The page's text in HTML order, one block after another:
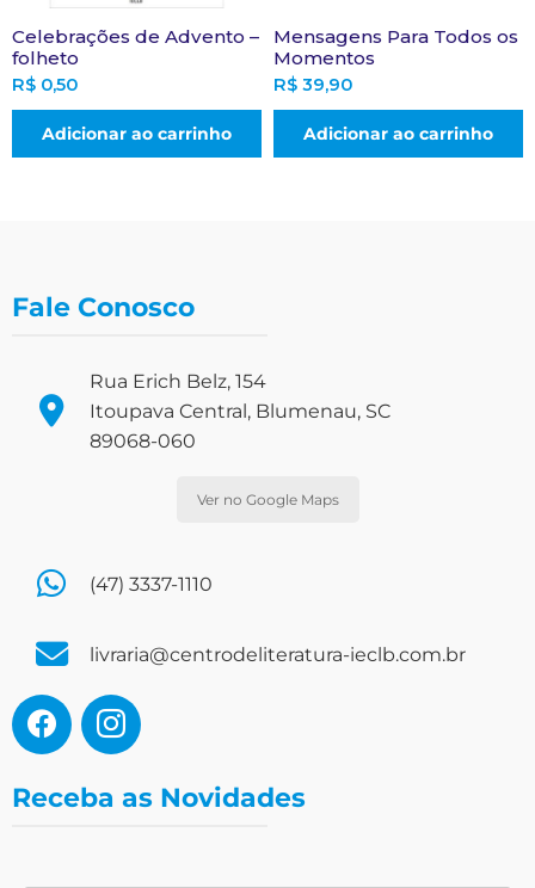
Celebrações de Advento –
folheto
R$ 0,50
Adicionar ao carrinho
Mensagens Para Todos os
Momentos
R$ 39,90
Adicionar ao carrinho
Fale Conosco
Rua Erich Belz, 154
Itoupava Central, Blumenau, SC
89068-060
Ver no Google Maps
(47) 3337-1110
livraria@centrodeliteratura-ieclb.com.br
Receba as Novidades